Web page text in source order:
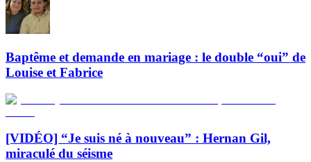
Baptême et demande en mariage : le double “oui” de
Louise et Fabrice
[VIDÉO] “Je suis né à nouveau” : Hernan Gil,
miraculé du séisme